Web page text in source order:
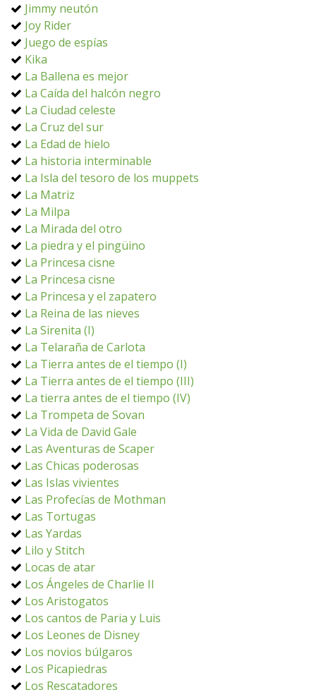
Jimmy neutón
Joy Rider
Juego de espías
Kika
La Ballena es mejor
La Caída del halcón negro
La Ciudad celeste
La Cruz del sur
La Edad de hielo
La historia interminable
La Isla del tesoro de los muppets
La Matriz
La Milpa
La Mirada del otro
La piedra y el pingüino
La Princesa cisne
La Princesa cisne
La Princesa y el zapatero
La Reina de las nieves
La Sirenita (I)
La Telaraña de Carlota
La Tierra antes de el tiempo (I)
La Tierra antes de el tiempo (III)
La tierra antes de el tiempo (IV)
La Trompeta de Sovan
La Vida de David Gale
Las Aventuras de Scaper
Las Chicas poderosas
Las Islas vivientes
Las Profecías de Mothman
Las Tortugas
Las Yardas
Lilo y Stitch
Locas de atar
Los Ángeles de Charlie II
Los Aristogatos
Los cantos de Paria y Luis
Los Leones de Disney
Los novios búlgaros
Los Picapiedras
Los Rescatadores